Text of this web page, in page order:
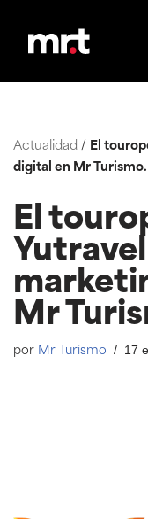
Saltar
Actualidad / El
digital en Mr Turismo.
El
Mr
por Mr Turismo 17